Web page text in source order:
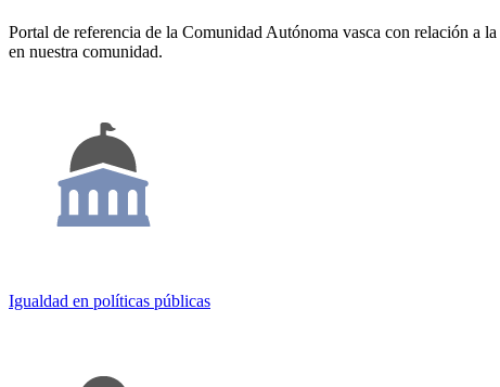
Portal de referencia de la Comunidad Autónoma vasca con relación a la
en nuestra comunidad.
Igualdad en políticas públicas